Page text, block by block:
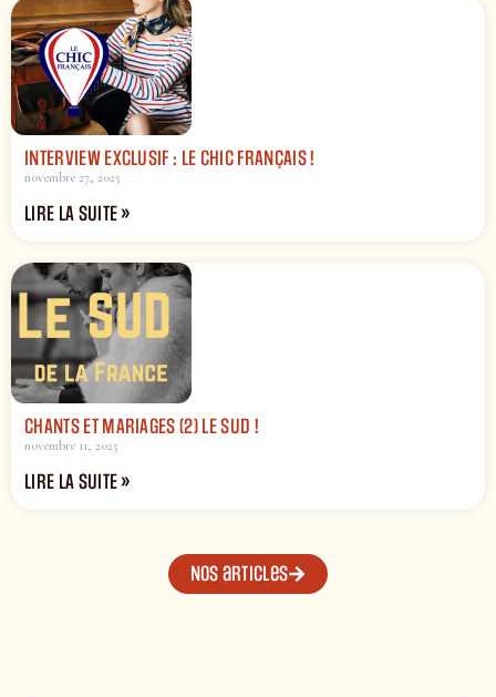
INTERVIEW EXCLUSIF : LE CHIC FRANÇAIS !
novembre 27, 2025
LIRE LA SUITE »
CHANTS ET MARIAGES (2) LE SUD !
novembre 11, 2025
LIRE LA SUITE »
Nos articles